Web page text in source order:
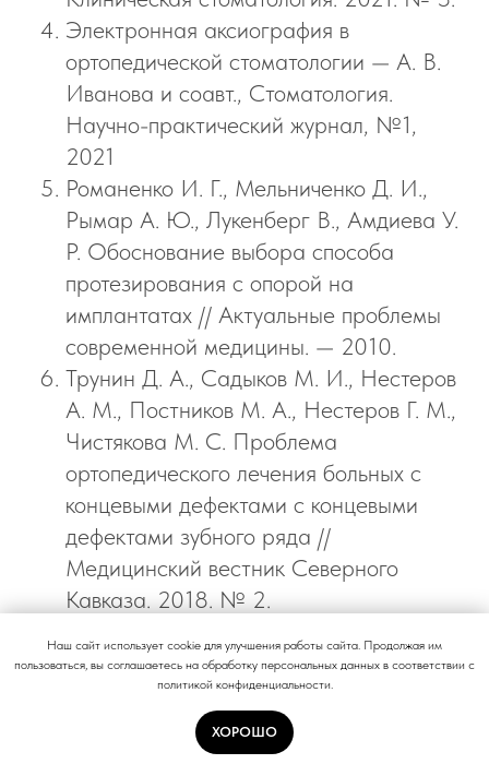
Электронная аксиография в
ортопедической стоматологии — А. В.
Иванова и соавт., Стоматология.
Научно-практический журнал, №1,
2021
Романенко И. Г., Мельниченко Д. И.,
Рымар А. Ю., Лукенберг В., Амдиева У.
Р. Обоснование выбора способа
протезирования с опорой на
имплантатах // Актуальные проблемы
современной медицины. — 2010.
Трунин Д. А., Садыков М. И., Нестеров
А. М., Постников М. А., Нестеров Г. М.,
Чистякова М. С. Проблема
ортопедического лечения больных с
концевыми дефектами с концевыми
дефектами зубного ряда //
Медицинский вестник Северного
Кавказа. 2018. № 2.
стоматология. Пропедевтика и основы
частного курса, 2014, СпецЛит, Санкт-
Записаться на приём
Наш сайт использует cookie для улучшения работы сайта. Продолжая им
пользоваться, вы соглашаетесь на обработку персональных данных в соответствии с
политикой конфиденциальности.
ХОРОШО